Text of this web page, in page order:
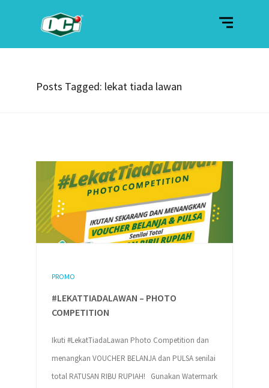
Posts Tagged: lekat tiada lawan
PROMO
#LEKATTIADALAWAN – PHOTO
COMPETITION
Ikuti #LekatTiadaLawan Photo Competition dan
menangkan VOUCHER BELANJA dan PULSA senilai
total RATUSAN RIBU RUPIAH! Gunakan Watermark